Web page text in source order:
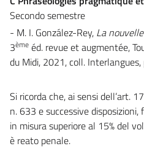
Secondo semestre
- M. I. González-Rey, La
3ème éd. revue et augmentée,
du Midi, 2021, coll.
Si ricorda che, ai sensi dell’art.
n. 633 e successive
in misura superiore al 15% del
è reato penale.